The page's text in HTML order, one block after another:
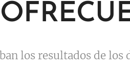
los resultados de los